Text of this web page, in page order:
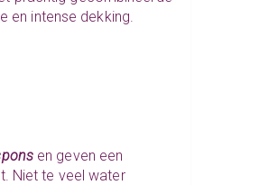
en intense dekking.
en geven een
Niet te veel water